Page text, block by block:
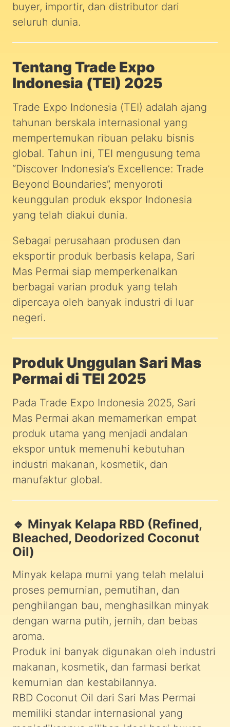
buyer, importir, dan distributor dari
seluruh dunia.
Tentang Trade Expo
Indonesia (TEI) 2025
Trade Expo Indonesia (TEI) adalah ajang
tahunan berskala internasional yang
mempertemukan ribuan pelaku bisnis
global. Tahun ini, TEI mengusung tema
“Discover Indonesia’s Excellence: Trade
Beyond Boundaries”, menyoroti
keunggulan produk ekspor Indonesia
yang telah diakui dunia.
Sebagai perusahaan produsen dan
eksportir produk berbasis kelapa, Sari
Mas Permai siap memperkenalkan
berbagai varian produk yang telah
dipercaya oleh banyak industri di luar
negeri.
Produk Unggulan Sari Mas
Permai di TEI 2025
Pada Trade Expo Indonesia 2025, Sari
Mas Permai akan memamerkan empat
produk utama yang menjadi andalan
ekspor untuk memenuhi kebutuhan
industri makanan, kosmetik, dan
manufaktur global.
🔹 Minyak Kelapa RBD (Refined,
Bleached, Deodorized Coconut
Oil)
Minyak kelapa murni yang telah melalui
proses pemurnian, pemutihan, dan
penghilangan bau, menghasilkan minyak
dengan warna putih, jernih, dan bebas
aroma.
Produk ini banyak digunakan oleh industri
makanan, kosmetik, dan farmasi berkat
kemurnian dan kestabilannya.
RBD Coconut Oil dari Sari Mas Permai
memiliki standar internasional yang